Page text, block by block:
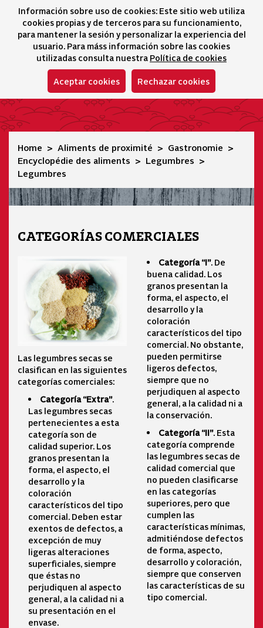
Información sobre uso de cookies: Este sitio web utiliza
cookies propias y de terceros para su funcionamiento,
para mantener la sesión y personalizar la experiencia del
usuario. Para máss información sobre las cookies
utilizadas consulta nuestra Política de cookies
Aceptar cookies Rechazar cookies
Sélecteur de
icono
Legumbres
Home Aliments de proximité
Gastronomie
Encyclopédie des aliments
Legumbres
Legumbres
CATEGORÍAS COMERCIALES
Las legumbres secas se
clasifican en las siguientes
categorías comerciales:
Categoría “Extra”.
Las legumbres secas
pertenecientes a esta
categoría son de
calidad superior. Los
granos presentan la
forma, el aspecto, el
desarrollo y la
coloración
característicos del tipo
comercial. Deben estar
exentos de defectos, a
excepción de muy
ligeras alteraciones
superficiales, siempre
que éstas no
perjudiquen al aspecto
general, a la calidad ni a
su presentación en el
envase.
Categoría “I”. De
buena calidad. Los
granos presentan la
forma, el aspecto, el
desarrollo y la
coloración
característicos del tipo
comercial. No obstante,
pueden permitirse
ligeros defectos,
siempre que no
perjudiquen al aspecto
general, a la calidad ni a
la conservación.
Categoría “II”. Esta
categoría comprende
las legumbres secas de
calidad comercial que
no pueden clasificarse
en las categorías
superiores, pero que
cumplen las
características mínimas,
admitiéndose defectos
de forma, aspecto,
desarrollo y coloración,
siempre que conserven
las características de su
tipo comercial.